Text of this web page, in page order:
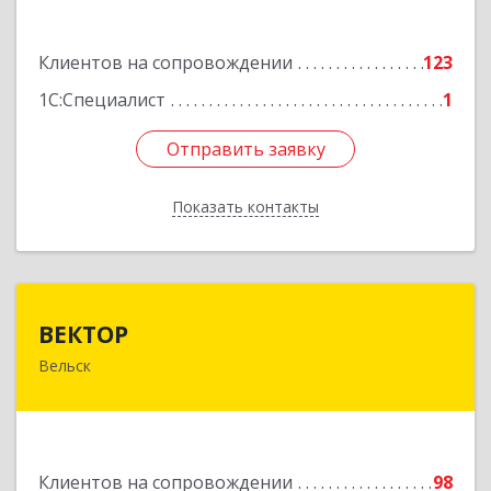
Клиентов на сопровождении
123
1С:Специалист
1
Отправить заявку
Показать контакты
Отправить заявку
Назад
ВЕКТОР
Вельск
Клиентов на сопровождении
98